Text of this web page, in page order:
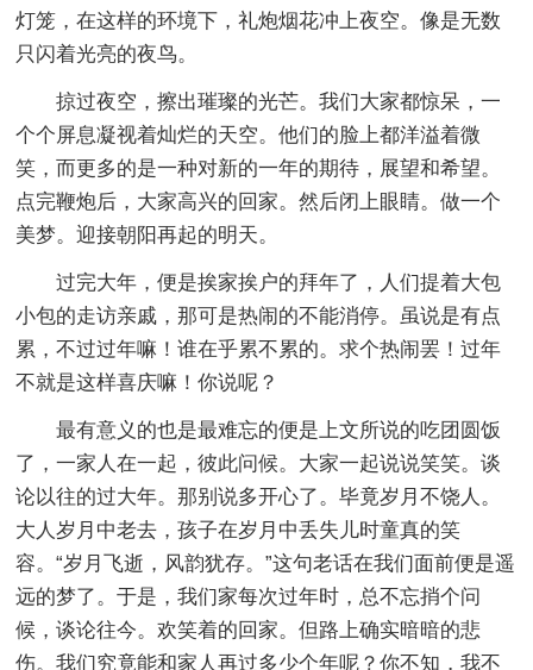
灯笼，在这样的环境下，礼炮烟花冲上夜空。像是无数
只闪着光亮的夜鸟。
掠过夜空，擦出璀璨的光芒。我们大家都惊呆，一
个个屏息凝视着灿烂的天空。他们的脸上都洋溢着微
笑，而更多的是一种对新的一年的期待，展望和希望。
点完鞭炮后，大家高兴的回家。然后闭上眼睛。做一个
美梦。迎接朝阳再起的明天。
过完大年，便是挨家挨户的拜年了，人们提着大包
小包的走访亲戚，那可是热闹的不能消停。虽说是有点
累，不过过年嘛！谁在乎累不累的。求个热闹罢！过年
不就是这样喜庆嘛！你说呢？
最有意义的也是最难忘的便是上文所说的吃团圆饭
了，一家人在一起，彼此问候。大家一起说说笑笑。谈
论以往的过大年。那别说多开心了。毕竟岁月不饶人。
大人岁月中老去，孩子在岁月中丢失儿时童真的笑
容。“岁月飞逝，风韵犹存。”这句老话在我们面前便是遥
远的梦了。于是，我们家每次过年时，总不忘捎个问
候，谈论往今。欢笑着的回家。但路上确实暗暗的悲
伤。我们究竟能和家人再过多少个年呢？你不知，我不